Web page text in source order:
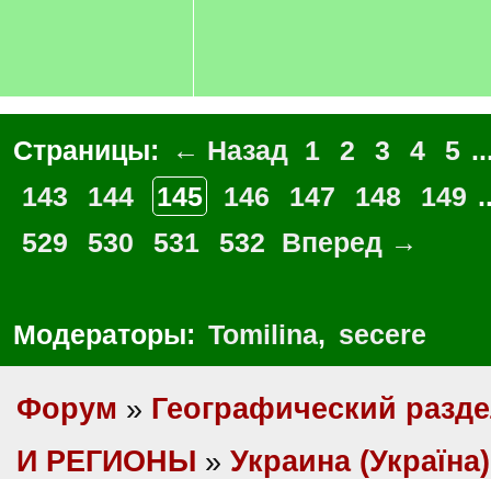
Страницы: ← Назад 1 2 3 4 5
143
144 145 146 147 148 149
529
530 531 532 Вперед →
Модераторы: Tomilina, secere
Форум » Географический
И РЕГИОНЫ » Украина (Україна)